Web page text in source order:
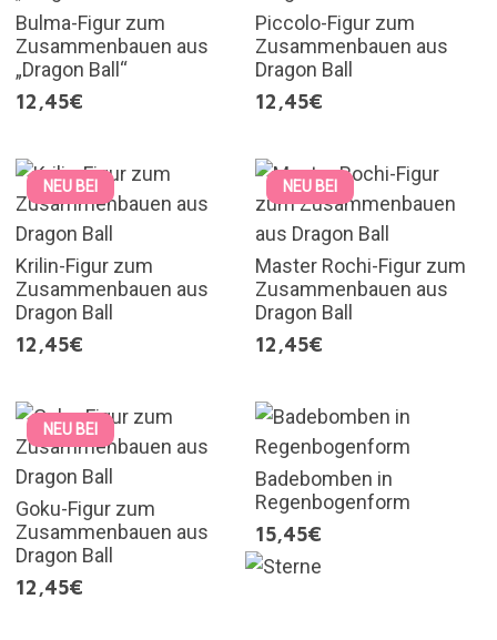
Bulma-Figur zum
Zusammenbauen aus
„Dragon Ball“
12,45€
Piccolo-Figur zum
Zusammenbauen aus
Dragon Ball
12,45€
NEU BEI
Krilin-Figur zum
Zusammenbauen aus
Dragon Ball
12,45€
NEU BEI
Master Rochi-Figur zum
Zusammenbauen aus
Dragon Ball
12,45€
NEU BEI
Goku-Figur zum
Zusammenbauen aus
Dragon Ball
12,45€
Badebomben in
Regenbogenform
15,45€